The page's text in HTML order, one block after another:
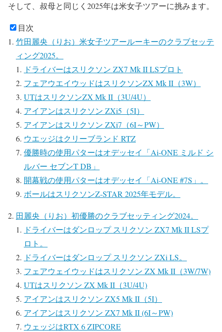
そして、叔母と同じく2025年は米女子ツアーに挑みます。
目次
竹田麗央（りお）米女子ツアールーキーのクラブセッテ
ィング2025。
ドライバーはスリクソン ZX7 Mk II LSプロト
フェアウエイウッドはスリクソンZX Mk II（3W）
UTはスリクソンZX Mk II（3U/4U）
アイアンはスリクソン ZXi5（5I）
アイアンはスリクソン ZXi7（6I～PW）
ウエッジはクリーブランド RTZ
優勝時の使用パターはオデッセイ「Ai-ONE ミルド シ
ルバー セブンT DB」
開幕戦の使用パターはオデッセイ「Ai-ONE #7S」。
ボールはスリクソンZ-STAR 2025年モデル。
田麗央（りお）初優勝のクラブセッティング2024。
ドライバーはダンロップ スリクソン ZX7 Mk II LSプ
ロト。
ドライバーはダンロップ スリクソン ZXi LS。
フェアウェイウッドはスリクソン ZX Mk II（3W/7W)
UTはスリクソン ZX Mk II（3U/4U)
アイアンはスリクソン ZX5 Mk II（5I）
アイアンはスリクソン ZX7 Mk II (6I～PW)
ウェッジはRTX 6 ZIPCORE